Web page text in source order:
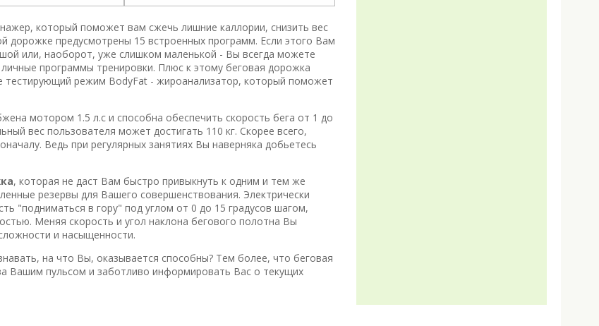
который поможет вам сжечь лишние каллории, снизить вес
дорожке предусмотрены 15 встроенных программ. Если этого Вам
или, наоборот, уже слишком маленькой - Вы всегда можете
программы тренировки. Плюс к этому беговая дорожка
тестирующий режим BodyFat - жироанализатор, который поможет
мотором 1.5 л.с и способна обеспечить скорость бега от 1 до
вес пользователя может достигать 110 кг. Скорее всего,
Ведь при регулярных занятиях Вы наверняка добьетесь
, которая не даст Вам быстро привыкнуть к одним и тем же
резервы для Вашего совершенствования. Электрически
"подниматься в гору" под углом от 0 до 15 градусов шагом,
Меняя скорость и угол наклона бегового полотна Вы
и насыщенности.
на что Вы, оказывается способны? Тем более, что беговая
Вашим пульсом и заботливо информировать Вас о текущих